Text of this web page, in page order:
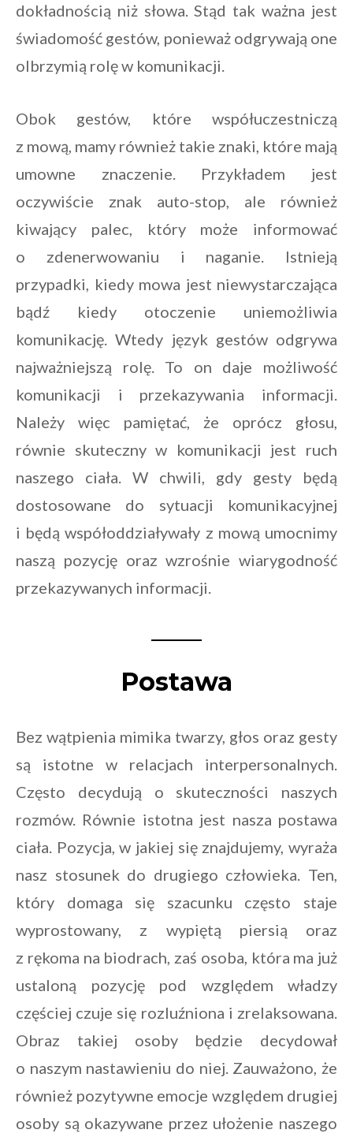
dokładnością niż słowa. Stąd tak ważna jest
świadomość gestów, ponieważ odgrywają one
olbrzymią rolę w komunikacji.
Obok gestów, które współuczestniczą
z mową, mamy również takie znaki, które mają
umowne znaczenie. Przykładem jest
oczywiście znak auto-stop, ale również
kiwający palec, który może informować
o zdenerwowaniu i naganie. Istnieją
przypadki, kiedy mowa jest niewystarczająca
bądź kiedy otoczenie uniemożliwia
komunikację. Wtedy język gestów odgrywa
najważniejszą rolę. To on daje możliwość
komunikacji i przekazywania informacji.
Należy więc pamiętać, że oprócz głosu,
równie skuteczny w komunikacji jest ruch
naszego ciała. W chwili, gdy gesty będą
dostosowane do sytuacji komunikacyjnej
i będą współoddziaływały z mową umocnimy
naszą pozycję oraz wzrośnie wiarygodność
przekazywanych informacji.
Postawa
Bez wątpienia mimika twarzy, głos oraz gesty
są istotne w relacjach interpersonalnych.
Często decydują o skuteczności naszych
rozmów. Równie istotna jest nasza postawa
ciała. Pozycja, w jakiej się znajdujemy, wyraża
nasz stosunek do drugiego człowieka. Ten,
który domaga się szacunku często staje
wyprostowany, z wypiętą piersią oraz
z rękoma na biodrach, zaś osoba, która ma już
ustaloną pozycję pod względem władzy
częściej czuje się rozluźniona i zrelaksowana.
Obraz takiej osoby będzie decydował
o naszym nastawieniu do niej. Zauważono, że
również pozytywne emocje względem drugiej
osoby są okazywane przez ułożenie naszego